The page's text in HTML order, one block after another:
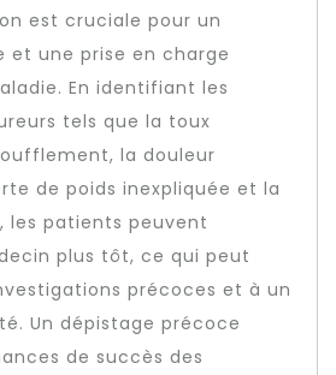
est cruciale pour un
et une prise en charge
En identifiant les
tels que la toux
la douleur
de poids inexpliquée et la
les patients peuvent
plus tôt, ce qui peut
précoces et à un
Un dépistage précoce
de succès des